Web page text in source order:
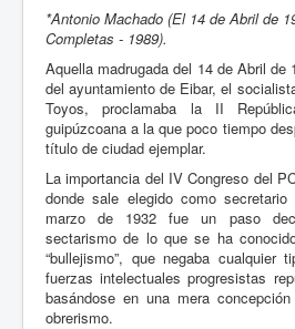
*Antonio Machado (El 14 de Abril de
Completas - 1989).
Aquella madrugada del 14 de Abril de
del ayuntamiento de Eibar, el
Toyos, proclamaba la II
guipúzcoana a la que poco tiempo
título de ciudad ejemplar.
La importancia del IV Congreso del
donde sale elegido como
marzo de 1932 fue un paso
sectarismo de lo que se ha
“bullejismo”, que negaba cualquier
fuerzas intelectuales progresistas
basándose en una mera
obrerismo.